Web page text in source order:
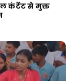
कंटेंट से मुक्त